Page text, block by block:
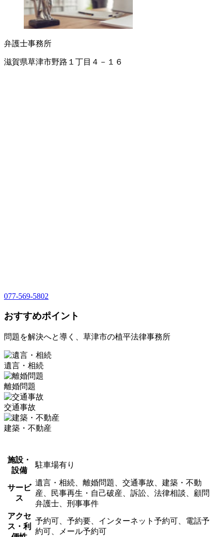
弁護士事務所
滋賀県草津市野路１丁目４－１６
077-569-5802
おすすめポイント
問題を解決へと導く、草津市の植平法律事務所
遺言・相続
離婚問題
交通事故
建築・不動産
施設・
設備
駐車場有り
サービ
ス
遺言・相続、離婚問題、交通事故、建築・不動
産、民事再生・自己破産、訴訟、法律相談、顧問
弁護士、刑事事件
アクセ
ス・利
予約可、予約要、インターネット予約可、電話予
約可、メール予約可